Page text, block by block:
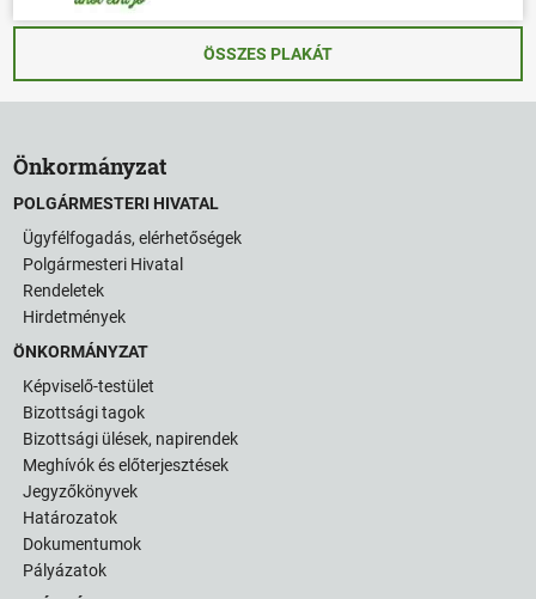
ÖSSZES PLAKÁT
Önkormányzat
POLGÁRMESTERI HIVATAL
Ügyfélfogadás, elérhetőségek
Polgármesteri Hivatal
Rendeletek
Hirdetmények
ÖNKORMÁNYZAT
Képviselő-testület
Bizottsági tagok
Bizottsági ülések, napirendek
Meghívók és előterjesztések
Jegyzőkönyvek
Határozatok
Dokumentumok
Pályázatok